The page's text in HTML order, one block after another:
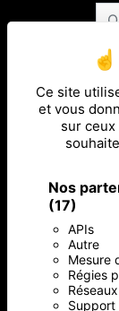
Ce site
et vous
sur ceux
Nos
(17)
APIs
Autre
Mesure
Régies
Support